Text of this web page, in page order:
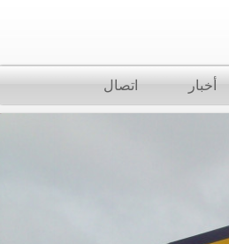
أخبار اتصال